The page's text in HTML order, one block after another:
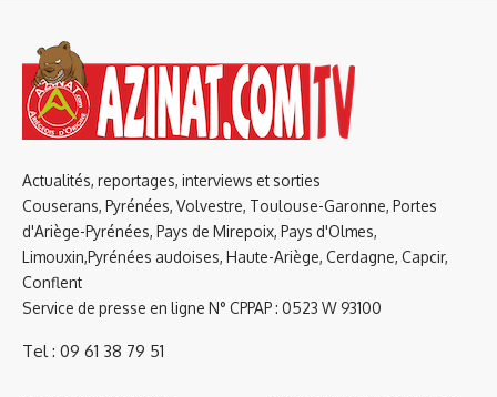
Actualités, reportages, interviews et sorties
Couserans, Pyrénées, Volvestre, Toulouse-Garonne, Portes
d'Ariège-Pyrénées, Pays de Mirepoix, Pays d'Olmes,
Limouxin,Pyrénées audoises, Haute-Ariège, Cerdagne, Capcir,
Conflent
Service de presse en ligne N° CPPAP : 0523 W 93100
Tel : 09 61 38 79 51